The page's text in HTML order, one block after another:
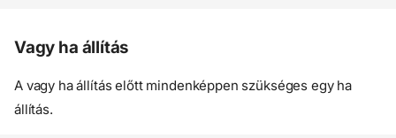
Vagy ha állítás
A vagy ha állítás előtt mindenképpen szükséges egy ha
állítás.